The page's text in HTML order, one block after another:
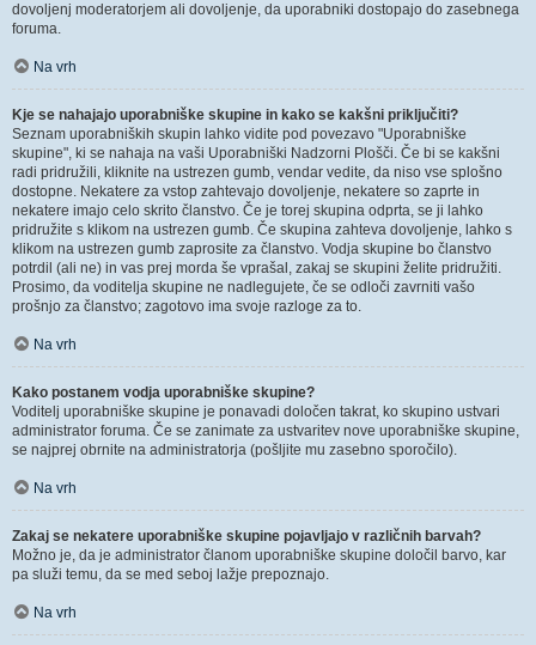
dovoljenj moderatorjem ali dovoljenje, da uporabniki dostopajo do zasebnega
foruma.
Na vrh
Kje se nahajajo uporabniške skupine in kako se kakšni priključiti?
Seznam uporabniških skupin lahko vidite pod povezavo "Uporabniške
skupine", ki se nahaja na vaši Uporabniški Nadzorni Plošči. Če bi se kakšni
radi pridružili, kliknite na ustrezen gumb, vendar vedite, da niso vse splošno
dostopne. Nekatere za vstop zahtevajo dovoljenje, nekatere so zaprte in
nekatere imajo celo skrito članstvo. Če je torej skupina odprta, se ji lahko
pridružite s klikom na ustrezen gumb. Če skupina zahteva dovoljenje, lahko s
klikom na ustrezen gumb zaprosite za članstvo. Vodja skupine bo članstvo
potrdil (ali ne) in vas prej morda še vprašal, zakaj se skupini želite pridružiti.
Prosimo, da voditelja skupine ne nadlegujete, če se odloči zavrniti vašo
prošnjo za članstvo; zagotovo ima svoje razloge za to.
Na vrh
Kako postanem vodja uporabniške skupine?
Voditelj uporabniške skupine je ponavadi določen takrat, ko skupino ustvari
administrator foruma. Če se zanimate za ustvaritev nove uporabniške skupine,
se najprej obrnite na administratorja (pošljite mu zasebno sporočilo).
Na vrh
Zakaj se nekatere uporabniške skupine pojavljajo v različnih barvah?
Možno je, da je administrator članom uporabniške skupine določil barvo, kar
pa služi temu, da se med seboj lažje prepoznajo.
Na vrh